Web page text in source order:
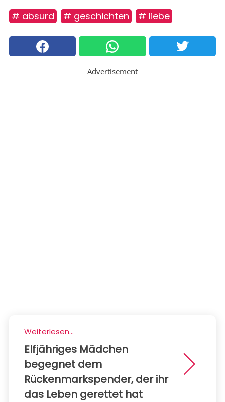
# absurd # geschichten # liebe
Advertisement
Weiterlesen...
Elfjähriges Mädchen
begegnet dem
Rückenmarkspender, der ihr
das Leben gerettet hat